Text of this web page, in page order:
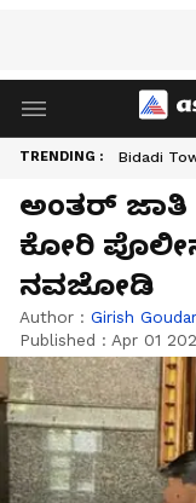
TRENDING : Bidadi
ಅಂತರ್ ಜಾತಿ
ಕೋರಿ
ನವಜೋಡಿ
Author : Girish Goudar
Published : Apr 01